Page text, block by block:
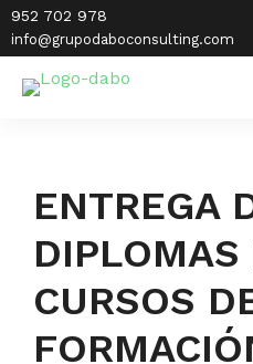
Saltar
al
952 702 978
info@grupodaboconsulting.com
ENTREGA
DIPLOMAS
CURSOS